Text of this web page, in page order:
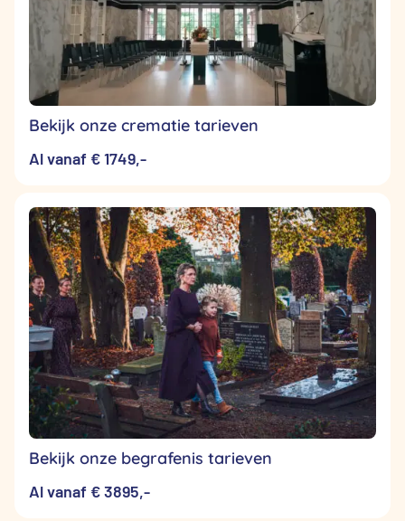
Bekijk onze crematie tarieven
Al vanaf € 1749,-
Bekijk onze begrafenis tarieven
Al vanaf € 3895,-